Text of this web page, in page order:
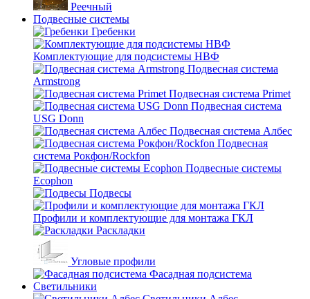
Реечный
Подвесные системы
Гребенки
Комплектующие для подсистемы НВФ
Подвесная система
Armstrong
Подвесная система Primet
Подвесная система
USG Donn
Подвесная система Албес
Подвесная
система Рокфон/Rockfon
Подвесные системы
Ecophon
Подвесы
Профили и комплектующие для монтажа ГКЛ
Раскладки
Угловые профили
Фасадная подсистема
Светильники